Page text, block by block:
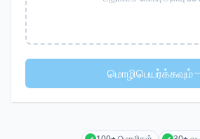
மொழிபெயர்க்கவும்